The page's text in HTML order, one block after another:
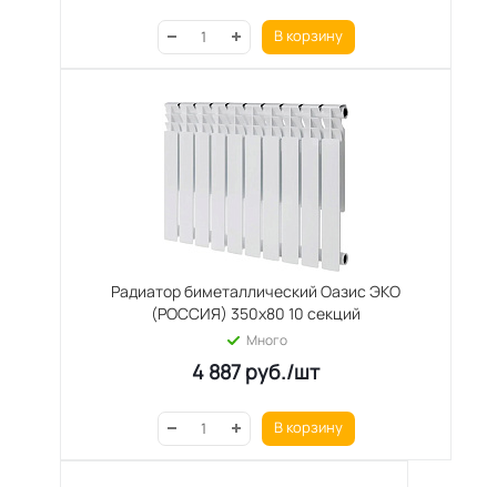
В корзину
Радиатор биметаллический Оазис ЭКО
(РОССИЯ) 350х80 10 секций
Много
4 887 руб./шт
В корзину